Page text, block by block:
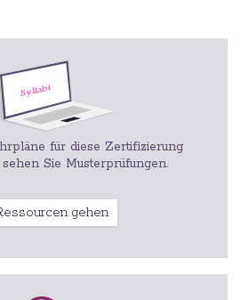
für diese Zertifizierung
Sie Musterprüfungen.
gehen